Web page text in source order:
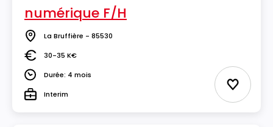
numérique F/H
Lieu La Bruffière - 85530
Salaire30-35 K€
DuréeDurée: 4 mois
TypeInterim Ajouter